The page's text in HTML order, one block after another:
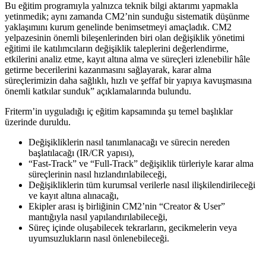
Bu eğitim programıyla yalnızca teknik bilgi aktarımı yapmakla
yetinmedik; aynı zamanda CM2’nin sunduğu sistematik düşünme
yaklaşımını kurum genelinde benimsetmeyi amaçladık. CM2
yelpazesinin önemli bileşenlerinden biri olan değişiklik yönetimi
eğitimi ile katılımcıların değişiklik taleplerini değerlendirme,
etkilerini analiz etme, kayıt altına alma ve süreçleri izlenebilir hâle
getirme becerilerini kazanmasını sağlayarak, karar alma
süreçlerimizin daha sağlıklı, hızlı ve şeffaf bir yapıya kavuşmasına
önemli katkılar sunduk” açıklamalarında bulundu.
Friterm’in uyguladığı iç eğitim kapsamında şu temel başlıklar
üzerinde duruldu.
Değişikliklerin nasıl tanımlanacağı ve sürecin nereden
başlatılacağı (IR/CR yapısı),
“Fast-Track” ve “Full-Track” değişiklik türleriyle karar alma
süreçlerinin nasıl hızlandırılabileceği,
Değişikliklerin tüm kurumsal verilerle nasıl ilişkilendirileceği
ve kayıt altına alınacağı,
Ekipler arası iş birliğinin CM2’nin “Creator & User”
mantığıyla nasıl yapılandırılabileceği,
Süreç içinde oluşabilecek tekrarların, gecikmelerin veya
uyumsuzlukların nasıl önlenebileceği.